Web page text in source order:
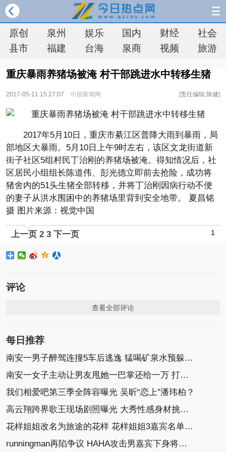
原创 泉州 娱乐 国内 财经
社会
县市
福建 台海 泉商 视频 旅游
重庆暴雨养猪场被淹 村干部跳进水中转移生猪
2017-05-11 15:27:07 中国新闻网 [责任编辑:陈健]
2017年5月10日，重庆市綦江区普降大雨到暴雨，局
部地区大暴雨。5月10日上午9时左右，该区文龙街道新
街子社区5组村民丁治刚的养猪场被淹。得知情况后，社
区居民小组组长陈道伟、彭光德立即前去抢险，成功将
猪舍内的51头生猪全部转移，并将丁治刚因病行动不便
的妻子从洪水围困中的养猪场里背到安全地带。 夏昌铭
摄 图片来源：视觉中国
上一页 1
2 3 下一页
评论
查看全部评论
每日推荐
南安一男子醉驾连撞5车后逃逸 猛喝矿泉水预躲检查
南安一女子主动让男友甩她一巴掌还给一万 打完报警
我们相爱吧第三季全阵容曝光 吴昕“恋上”潘玮柏？
高云翔跨界歌王现场剧照曝光 大秀性感身材挑战唱跳
花样姐姐改名为旅途的花样 花样姐姐3嘉宾名单揭秘
runningman再陷争议 HAHA攻击男嘉宾下身将受审议